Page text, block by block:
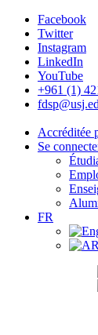
Facebook
Twitter
Instagram
LinkedIn
YouTube
+961 (1)
Accréditée
Se
FR